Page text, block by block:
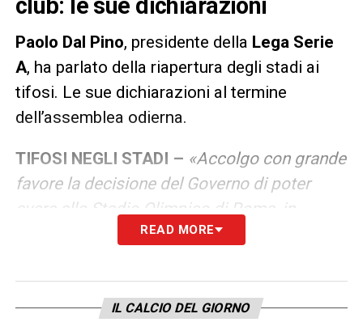
Paolo Dal Pino, presidente della Lega Serie
A, ha parlato della riapertura degli stadi ai
tifosi. Le sue dichiarazioni al termine
dell’assemblea odierna.
TIFOSI NEGLI STADI – «Accolgo con grande
favore la decisione del Governo di poter
avere allo Stadio Olimpico di Roma, in
occasione dei prossimi Europei, una
capienza dell’impianto. È un segnale
importante per il Paese, un’iniezione di
READ MORE
IL CALCIO DEL GIORNO